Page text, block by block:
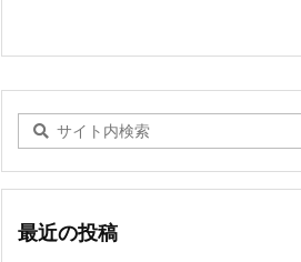
最近の投稿